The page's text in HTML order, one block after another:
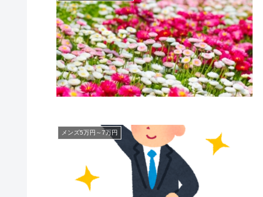
メンズ5万円～7万円